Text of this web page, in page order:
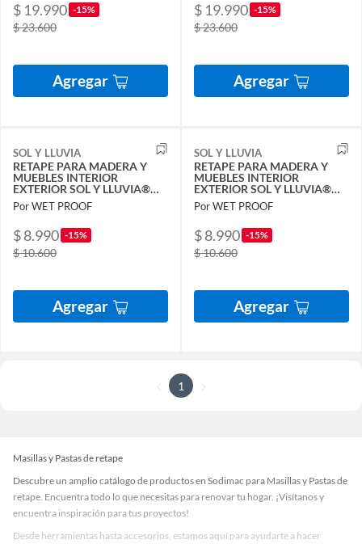
$ 19.990 -15%
$ 23.600
Agregar
$ 19.990 -15%
$ 23.600
Agregar
SOL Y LLUVIA
RETAPE PARA MADERA Y
MUEBLES INTERIOR
EXTERIOR SOL Y LLUVIA®
SIENA 1-2 KG
Por WET PROOF
$ 8.990 -15%
$ 10.600
Agregar
SOL Y LLUVIA
RETAPE PARA MADERA Y
MUEBLES INTERIOR
EXTERIOR SOL Y LLUVIA®
OLIVA 1-2 KG
Por WET PROOF
$ 8.990 -15%
$ 10.600
Agregar
1
Masillas y Pastas de retape
Descubre un amplio catálogo de productos en Sodimac para Masillas y Pastas de
retape. Encuentra todo lo que necesitas para renovar tu hogar. ¡Visítanos y
encuentra inspiración para tus proyectos!
Desde herramientas hasta accesorios, estamos aquí para ayudarte a hacer